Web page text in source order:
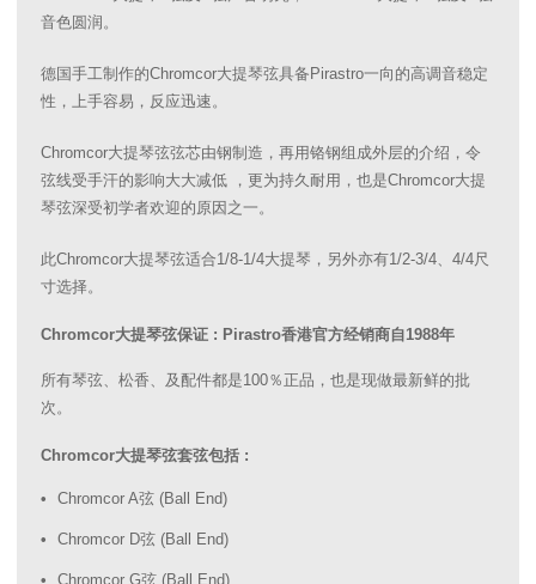
音色圆润。
德国手工制作的Chromcor大提琴弦具备Pirastro一向的高调音稳定
性，上手容易，反应迅速。
Chromcor大提琴弦弦芯由钢制造，再用铬钢组成外层的介绍，令
弦线受手汗的影响大大减低 ，更为持久耐用，也是Chromcor大提
琴弦深受初学者欢迎的原因之一。
此Chromcor大提琴弦适合1/8-1/4大提琴，另外亦有1/2-3/4、4/4尺
寸选择。
Chromcor大提琴弦保证 : Pirastro香港官方经销商自1988年
所有琴弦、松香、及配件都是100％正品，也是现做最新鲜的批
次。
Chromcor大提琴弦套弦包括 :
Chromcor A弦 (Ball End)
Chromcor D弦 (Ball End)
Chromcor G弦 (Ball End)